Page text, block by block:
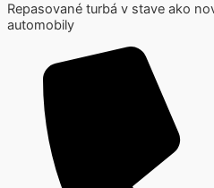
Repasované turbá v stave ako
automobily